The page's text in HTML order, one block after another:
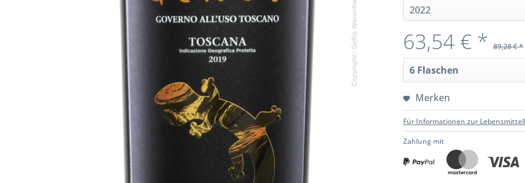
63,54 € * 89,28 € *
Merken
Für Informationen zur
Zahlung mit